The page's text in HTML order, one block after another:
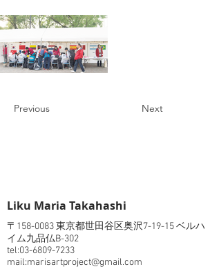
Previous Next
​Liku Maria Takahashi
〒158-0083 東京都世田谷区奥沢7-19-15 ベルハ
イム九品仏B-302
tel:03-6809-7233
mail:marisartproject@gmail.com